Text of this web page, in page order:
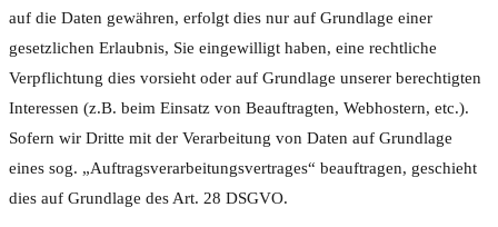
auf die Daten gewähren, erfolgt dies nur auf Grundlage einer
gesetzlichen Erlaubnis, Sie eingewilligt haben, eine rechtliche
Verpflichtung dies vorsieht oder auf Grundlage unserer berechtigten
Interessen (z.B. beim Einsatz von Beauftragten, Webhostern, etc.).
Sofern wir Dritte mit der Verarbeitung von Daten auf Grundlage
eines sog. „Auftragsverarbeitungsvertrages“ beauftragen, geschieht
dies auf Grundlage des Art. 28 DSGVO.